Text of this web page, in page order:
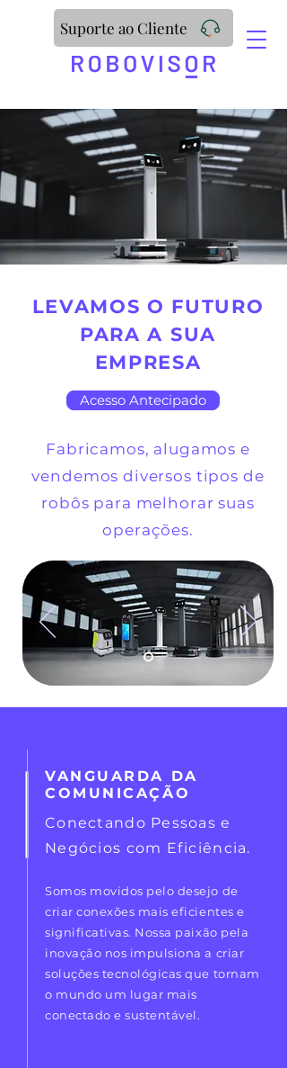
Suporte ao Cliente
LEVAMOS O FUTURO
PARA A SUA
EMPRESA
Acesso Antecipado
Fabricamos, alugamos e
vendemos diversos tipos de
robôs para melhorar suas
operações.
VANGUARDA DA
COMUNICAÇÃO
Conectando Pessoas e
Negócios com Eficiência.
Somos movidos pelo desejo de
criar conexões mais eficientes e
significativas. Nossa paixão pela
inovação nos impulsiona a criar
soluções tecnológicas que tornam
o mundo um lugar mais
conectado e sustentável.